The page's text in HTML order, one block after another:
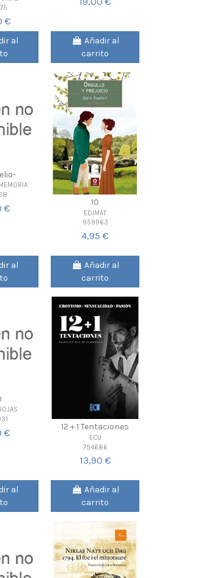
€
al
Añadir al
carrito
€
al
10
EDIMAT
959963
4,95 €
Añadir al
carrito
€
al
12 + 1 Tentaciones
ECU
754686
13,90 €
Añadir al
carrito